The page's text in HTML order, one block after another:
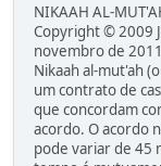
NIKAAH AL-
Copyright © 2009
novembro de 2011
Nikaah al-mut'ah
um contrato de
que concordam
acordo. O acordo
pode variar de 45